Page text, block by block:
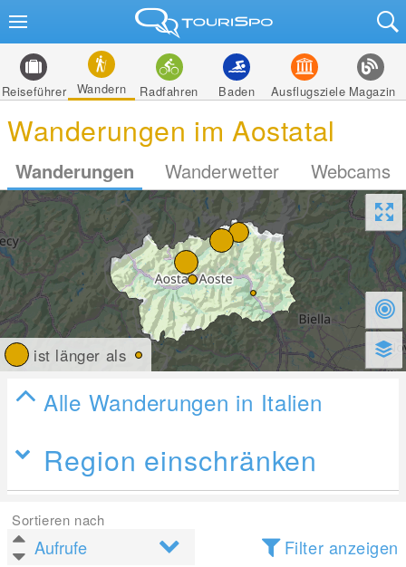
Reiseführer Wandern Radfahren Baden Ausflugsziele Magazin
Wanderungen im Aostatal
Wanderungen Wanderwetter Webcams
ist länger als
Alle Wanderungen in Italien
Region einschränken
Sortieren nach
Filter anzeigen